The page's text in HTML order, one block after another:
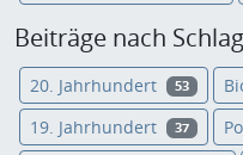
Beiträge nach
20. Jahrhundert 53
19. Jahrhundert 37